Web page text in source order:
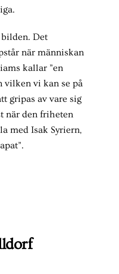
Det
när människan
kallar ”en
vilken vi kan se på
gripas av vare sig
när den friheten
med Isak Syriern,